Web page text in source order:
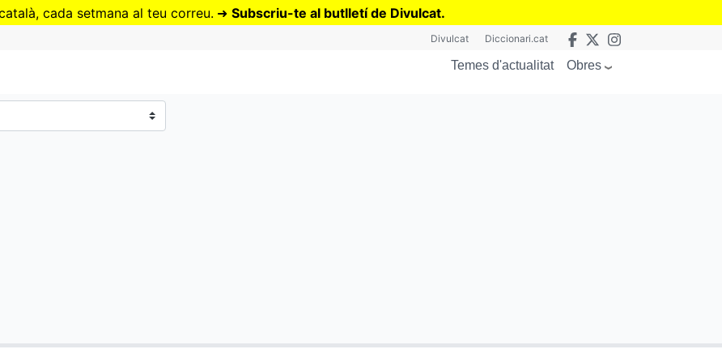
Vés
cada setmana al teu correu. ➜ Subscriu-te al butlletí de Divulcat.
Divulcat Diccionari.cat
Temes d'actualitat Obres